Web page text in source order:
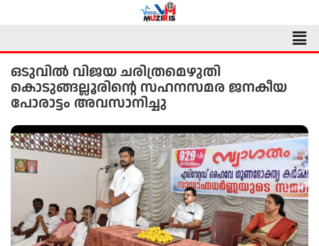
ഒടുവിൽ വിജയ ചരിത്രമെഴുതി
കൊടുങ്ങല്ലൂരിൻ്റെ സഹനസമര ജനകീയ
പോരാട്ടം അവസാനിച്ചു